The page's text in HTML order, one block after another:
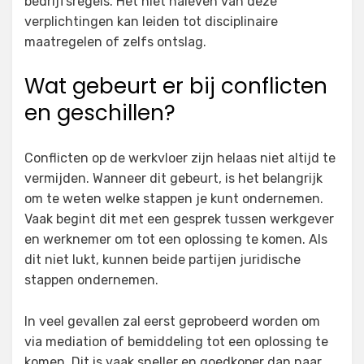
verplichtingen kan leiden tot disciplinaire
maatregelen of zelfs ontslag.
Wat gebeurt er bij conflicten
en geschillen?
Conflicten op de werkvloer zijn helaas niet altijd te
vermijden. Wanneer dit gebeurt, is het belangrijk
om te weten welke stappen je kunt ondernemen.
Vaak begint dit met een gesprek tussen werkgever
en werknemer om tot een oplossing te komen. Als
dit niet lukt, kunnen beide partijen juridische
stappen ondernemen.
In veel gevallen zal eerst geprobeerd worden om
via mediation of bemiddeling tot een oplossing te